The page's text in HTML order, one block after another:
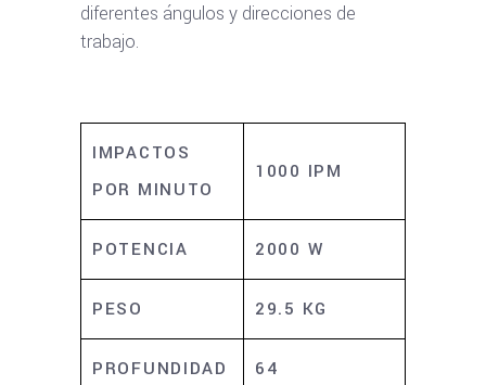
diferentes ángulos y direcciones de
trabajo.
IMPACTOS
POR MINUTO
1000 IPM
POTENCIA 2000 W
PESO 29.5 KG
PROFUNDIDAD 64